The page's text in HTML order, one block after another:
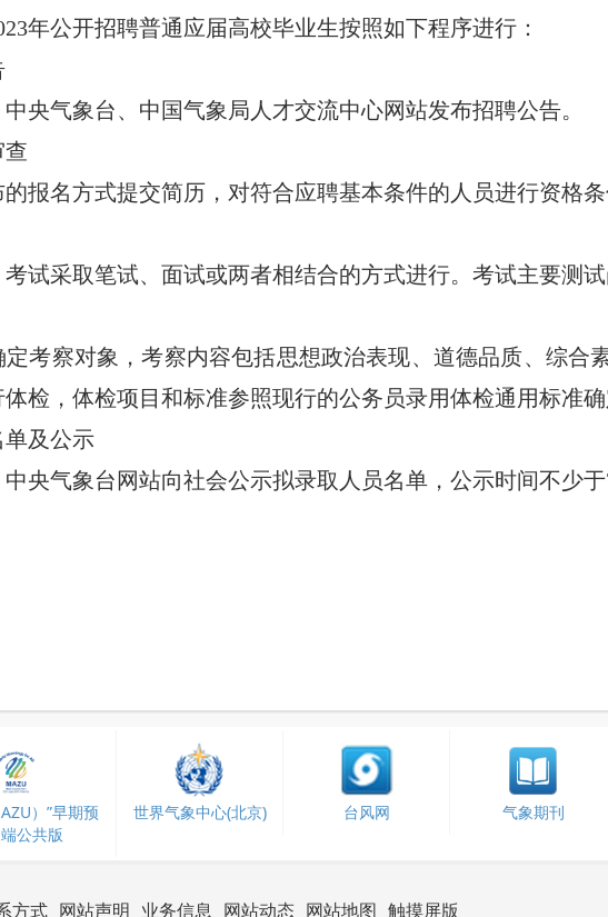
年公开招聘普通应届高校毕业生按照如下程序进行：
央气象台、中国气象局人才交流中心网站发布招聘公告。
查
报名方式提交简历，对符合应聘基本条件的人员进行资格条
试采取笔试、面试或两者相结合的方式进行。考试主要测
考察对象，考察内容包括思想政治表现、道德品质、综合
检，体检项目和标准参照现行的公务员录用体检通用标准确
及公示
央气象台网站向社会公示拟录取人员名单，公示时间不少
）”早期预
公共版
世界气象中心(北京) 台风网 气象期刊
方式 网站声明 业务信息 网站动态 网站地图 触摸屏版